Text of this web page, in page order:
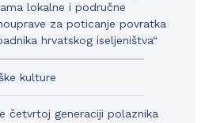
lokalne i područne
za poticanje povratka
hrvatskog iseljeništva“
kulture
četvrtoj generaciji polaznika